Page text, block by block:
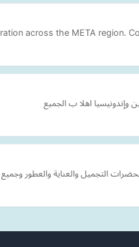
across the META region.
اهلا ب الجميع
التجميل والعناية والعطور